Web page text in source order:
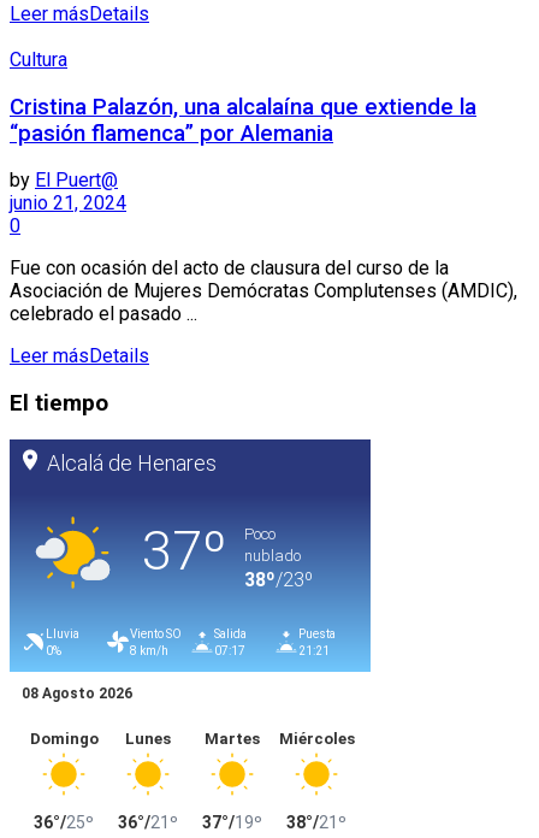
Leer másDetails
Cultura
Cristina Palazón, una alcalaína que extiende la
“pasión flamenca” por Alemania
by El Puert@
junio 21, 2024
0
Fue con ocasión del acto de clausura del curso de la
Asociación de Mujeres Demócratas Complutenses (AMDIC),
celebrado el pasado ...
Leer más Details
El tiempo